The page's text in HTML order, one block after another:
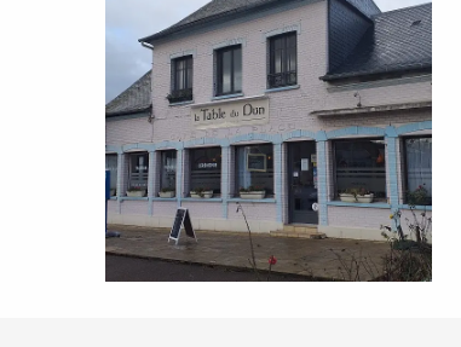
Tout l'agenda
Eté
Quand il pleut
Avec les enfants
Entre amis
Lieux branchés
Meilleurs brunch
Restaurants avec vue
Séjours en bord de
mer
Séjours en train
Séjours à vélo